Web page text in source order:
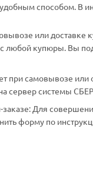
способом. В
или доставке
с любой купюры. Вы
при самовывозе или
сервер системы
Для
форму по